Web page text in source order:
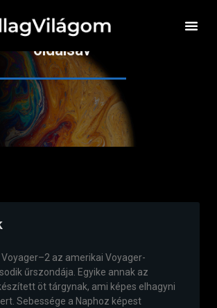
oldalsáv
az amerikai Voyager-
űrszondája. Egyike annak az
öt tárgynak, ami képes elhagyni
Sebessége a Naphoz képest